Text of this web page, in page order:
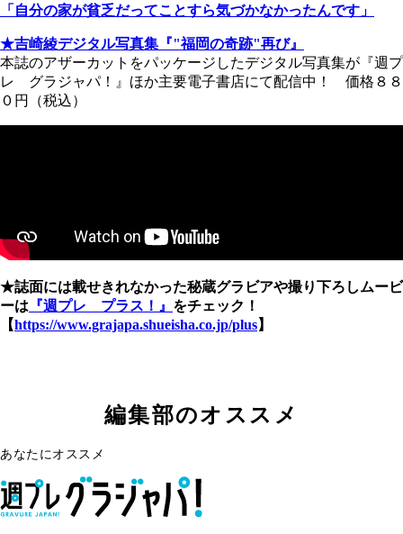
「自分の家が貧乏だってことすら気づかなかったんです」
★吉崎綾デジタル写真集『"福岡の奇跡"再び』
本誌のアザーカットをパッケージしたデジタル写真集が『週プ
レ グラジャパ！』ほか主要電子書店にて配信中！ 価格８８
０円（税込）
★誌面には載せきれなかった秘蔵グラビアや撮り下ろしムービ
ーは 『週プレ プラス！』 をチェック！
【https://www.grajapa.shueisha.co.jp/plus】
編集部のオススメ
あなたにオススメ